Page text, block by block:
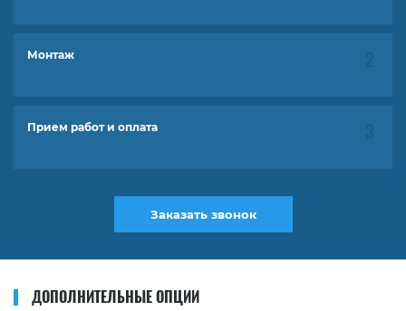
Монтаж
Прием работ и оплата
Заказать звонок
ДОПОЛНИТЕЛЬНЫЕ ОПЦИИ